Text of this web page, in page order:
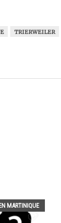
TRIERWEILER
MARTINIQUE